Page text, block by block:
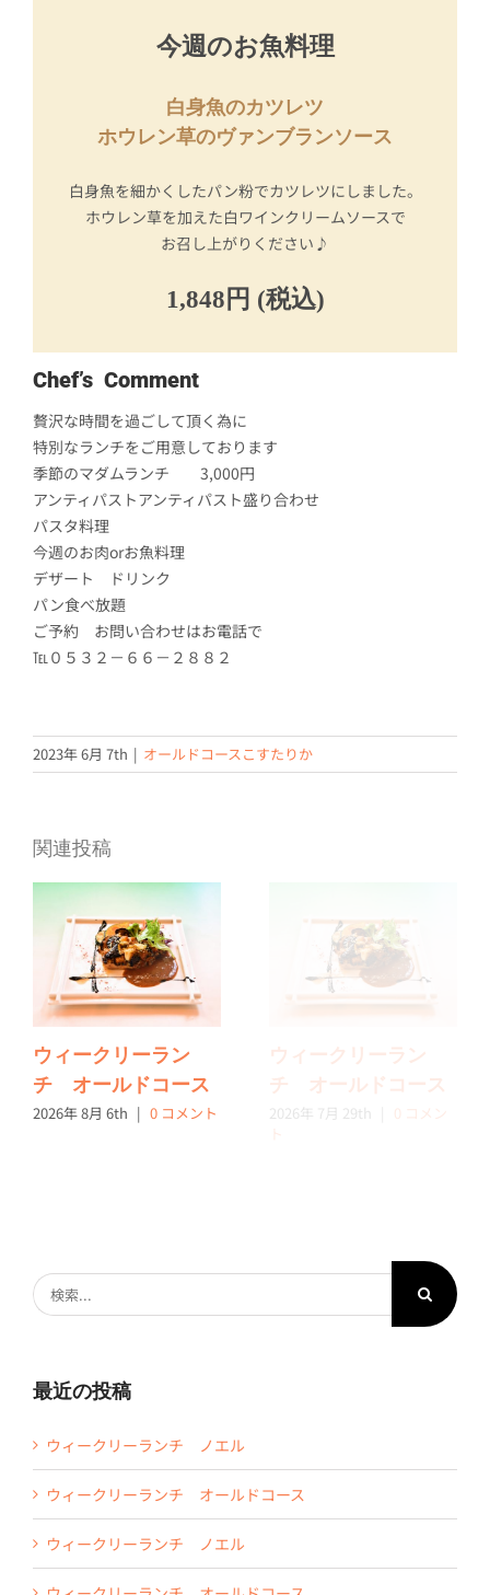
今週のお魚料理
白身魚のカツレツ
ホウレン草のヴァンブランソース
白身魚を細かくしたパン粉でカツレツにしました。
ホウレン草を加えた白ワインクリームソースで
お召し上がりください♪
1,848円 (税込)
Chef’s Comment
贅沢な時間を過ごして頂く為に
特別なランチをご用意しております
季節のマダムランチ 3,000円
アンティパストアンティパスト盛り合わせ
パスタ料理
今週のお肉orお魚料理
デザート ドリンク
パン食べ放題
ご予約 お問い合わせはお電話で
℡０５３２－６６－２８８２
2023年 6月 7th | オールドコースこすたりか
関連投稿
ウィークリーラン
チ オールドコース
2026年 8月 6th | 0 コメント
ウィークリーラン
チ オールドコース
2026年 7月 29th
0 コメン
ト
検
索
最近の投稿
ウィークリーランチ ノエル
ウィークリーランチ オールドコース
ウィークリーランチ ノエル